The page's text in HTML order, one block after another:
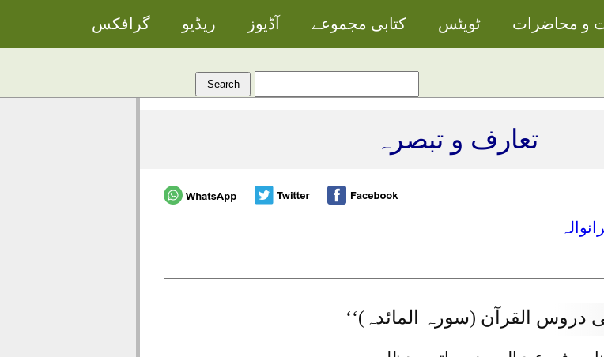
و محاضرات ٹویٹس کتابی مجموعے آڈیوز ریڈیو گرافکس
تعارف و تبصرہ
دروس القرآن (سورہ المائدہ)‘‘